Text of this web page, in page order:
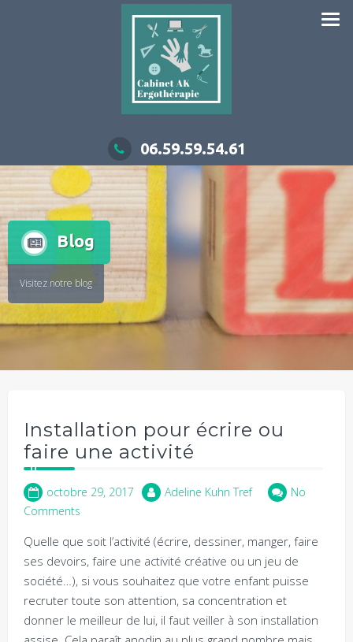
06.59.59.54.61
Blog
Visitez notre blog
Installation pour écrire ou
faire une activité
octobre 29, 2017 Adeline Kuhn Tref
No
Comments
Quelle que soit l’activité (écrire, dessiner, manger, faire
ses devoirs, faire une activité créative ou un jeu de
société…), si vous souhaitez que votre enfant puisse
recruter toute son attention, sa concentration et
donner le meilleur de lui, il faut veiller à son installation